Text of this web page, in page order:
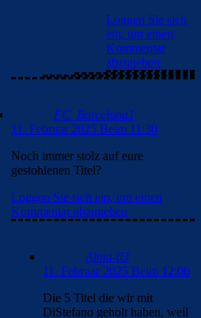
Loggen Sie sich
ein, um einen
Kommentar
abzugeben
FC_Barcelona1
11. Februar 2025 Beim 11:30
Noch immer stolz auf eure
gestohlenen Titel?
Loggen Sie sich ein, um einen
Kommentar abzugeben
Alma-03
11. Februar 2025 Beim 12:06
Die 5 Titel die wir mit
DiStefano geholt haben, weil